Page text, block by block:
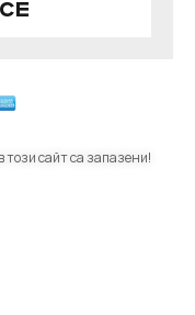
този сайт са запазени!